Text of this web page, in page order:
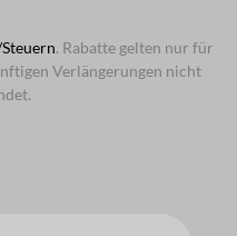
. Rabatte gelten nur für
Verlängerungen nicht